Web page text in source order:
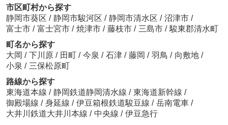
市区町村から探す
静岡市葵区 / 静岡市駿河区 / 静岡市清水区 / 沼津市 /
富士市 / 富士宮市 / 焼津市 / 藤枝市 / 三島市 / 駿東郡清水町
町名から探す
大岡 / 下川原 / 田町 / 今泉 / 石津 / 藤岡 / 羽鳥 / 向敷地 /
小泉 / 三保松原町
路線から探す
東海道本線 / 静岡鉄道静岡清水線 / 東海道新幹線 /
御殿場線 / 身延線 / 伊豆箱根鉄道駿豆線 / 岳南電車 /
大井川鉄道大井川本線 / 中央線 / 伊豆急行